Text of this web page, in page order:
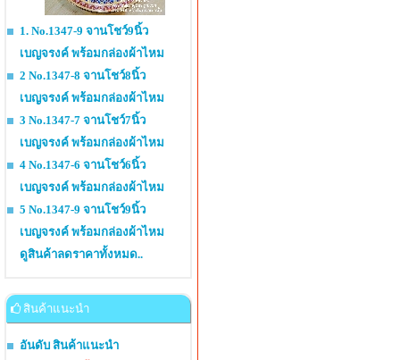
1. No.1347-9 จานโชว์9นิ้ว
เบญจรงค์ พร้อมกล่องผ้าไหม
2 No.1347-8 จานโชว์8นิ้ว
เบญจรงค์ พร้อมกล่องผ้าไหม
3 No.1347-7 จานโชว์7นิ้ว
เบญจรงค์ พร้อมกล่องผ้าไหม
4 No.1347-6 จานโชว์6นิ้ว
เบญจรงค์ พร้อมกล่องผ้าไหม
5 No.1347-9 จานโชว์9นิ้ว
เบญจรงค์ พร้อมกล่องผ้าไหม
ดูสินค้าลดราคาทั้งหมด..
สินค้าแนะนำ
อันดับ สินค้าแนะนำ